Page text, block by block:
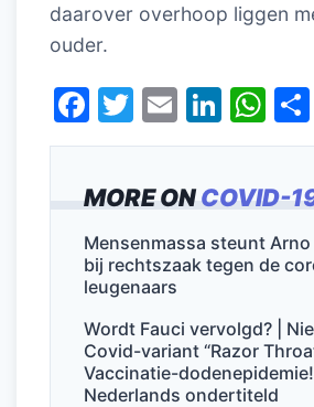
MORE ONCOVID-
Mensenmassa steunt Arno
bij rechtszaak tegen de
leugenaars
Wordt Fauci vervolgd? |
Covid-variant “Razor
Vaccinatie-
Nederlands ondertiteld
daarover overhoop liggen
ouder.
F
a
e
b
o
o
k
T
w
er
E
m
l
Li
n
e
dI
n
W
h
s
A
p
p